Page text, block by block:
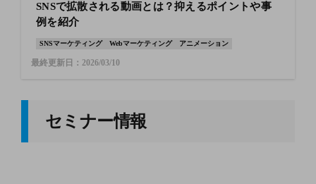
SNSで拡散される動画とは？抑えるポイントや事
例を紹介
SNSマーケティング Webマーケティング アニメーション
最終更新日：2026/03/10
セミナー情報